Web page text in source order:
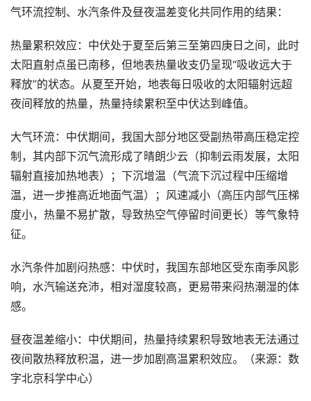
气环流控制、水汽条件及昼夜温差变化共同作用的结果：
热量累积效应：中伏处于夏至后第三至第四庚日之间，此时
太阳直射点虽已南移，但地表热量收支仍呈现“吸收远大于
释放”的状态。从夏至开始，地表每日吸收的太阳辐射远超
夜间释放的热量，热量持续累积至中伏达到峰值。
大气环流：中伏期间，我国大部分地区受副热带高压稳定控
制，其内部下沉气流形成了晴朗少云（抑制云雨发展，太阳
辐射直接加热地表）；下沉增温（气流下沉过程中压缩增
温，进一步推高近地面气温）；风速减小（高压内部气压梯
度小，热量不易扩散，导致热空气停留时间更长）等气象特
征。
水汽条件加剧闷热感：中伏时，我国东部地区受东南季风影
响，水汽输送充沛，相对湿度较高，更易带来闷热潮湿的体
感。
昼夜温差缩小：中伏期间，热量持续累积导致地表无法通过
夜间散热释放积温，进一步加剧高温累积效应。（来源：数
字北京科学中心）